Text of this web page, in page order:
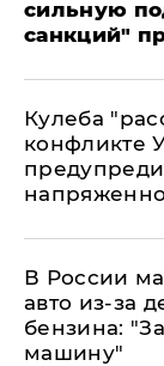
сильную
санкций"
Кулеба
конфликте
В России
авто из-за
бензина:
машину"